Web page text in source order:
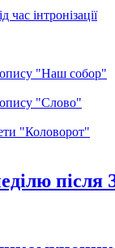
інтронізації
"Наш собор"
"Слово"
"Коловорот"